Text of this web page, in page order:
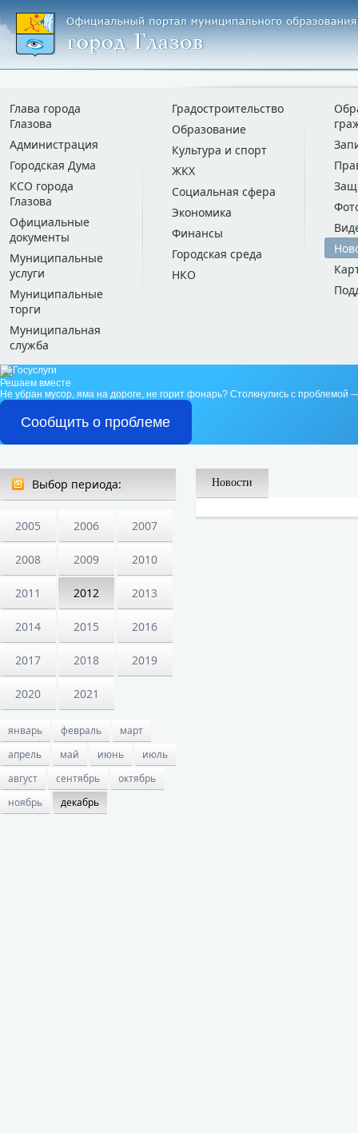
Глава города
Глазова
Администрация
Городская Дума
КСО города
Глазова
Официальные
документы
Муниципальные
услуги
Муниципальные
торги
Муниципальная
служба
Градостроительство
Образование
Культура и спорт
ЖКХ
Социальная сфера
Экономика
Финансы
Городская среда
НКО
Решаем вместе
Не убран мусор, яма на дороге, не горит фонарь? Столкнулись с проблемой
Сообщить о проблеме
Выбор периода:
2005 2006 2007
2008 2009 2010
2011 2012 2013
2014 2015 2016
2017 2018 2019
2020 2021
январь февраль
март
апрель
май июнь
июль
август
сентябрь
октябрь
ноябрь
декабрь
Новости